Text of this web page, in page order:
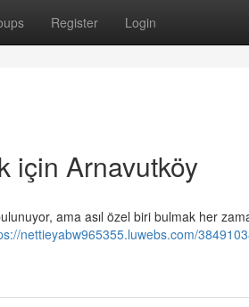
Register Login
için Arnavutköy
ama asıl özel biri bulmak her
nettieyabw965355.luwebs.com/